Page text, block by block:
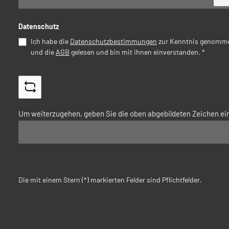
Datenschutz
Ich habe die Datenschutzbestimmungen zur Kenntnis
und die AGB gelesen und bin mit ihnen einverstanden. *
Um weiterzugehen, geben Sie die oben abgebildeten Zeichen
Die mit einem Stern (*) markierten Felder sind Pflichtfelder.